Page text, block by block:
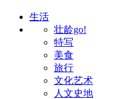
生活
壮龄go!
特写
美食
旅行
文化艺术
人文史地